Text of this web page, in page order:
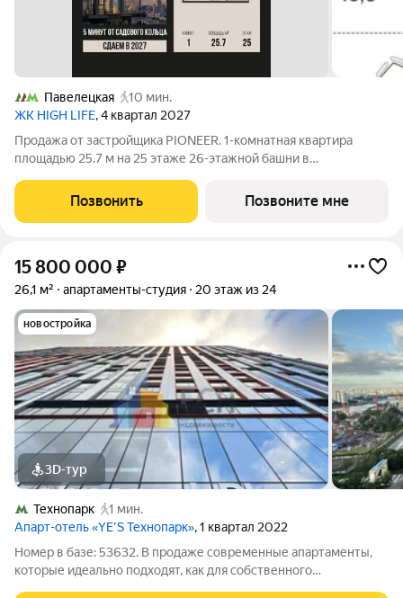
Павелецкая
10 мин.
ЖК HIGH LIFE, 4 квартал 2027
Продажа от застройщика PIONEER. 1-комнатная квартира
площадью 25.7 м на 25 этаже 26-этажной башни в
Замоскворечья. Жилой комплекс всего в 5 минутах от
Садового кольца. Архитектура от бюро ADM
Позвонить Позвоните мне
15 800 000 ₽
26,1 м² апартаменты-студия 20 этаж из 24
новостройка
3D-тур
Технопарк
1 мин.
Апарт-отель «YE’S Технопарк», 1 квартал 2022
Номер в базе: 53632. В продаже современные апартаменты,
которые идеально подходят, как для собственного